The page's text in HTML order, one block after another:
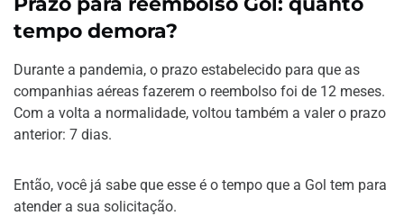
tempo demora?
Durante a pandemia, o prazo estabelecido para que as
companhias aéreas fazerem o reembolso foi de 12 meses.
Com a volta a normalidade, voltou também a valer o prazo
anterior: 7 dias.
Então, você já sabe que esse é o tempo que a Gol tem para
atender a sua solicitação.